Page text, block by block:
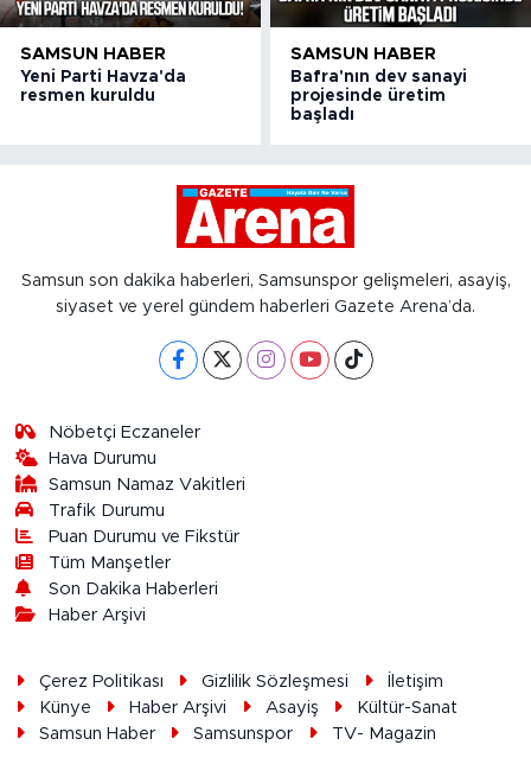
SAMSUN HABER
Yeni Parti Havza'da
resmen kuruldu
SAMSUN HABER
Bafra'nın dev sanayi
projesinde üretim
başladı
Samsun son dakika haberleri, Samsunspor gelişmeleri, asayiş,
siyaset ve yerel gündem haberleri Gazete Arena’da.
Nöbetçi Eczaneler
Hava Durumu
Samsun Namaz Vakitleri
Trafik Durumu
Puan Durumu ve Fikstür
Tüm Manşetler
Son Dakika Haberleri
Haber Arşivi
Çerez Politikası Gizlilik Sözleşmesi
İletişim
Künye
Haber Arşivi Asayiş
Kültür-Sanat
Samsun Haber
Samsunspor TV- Magazin